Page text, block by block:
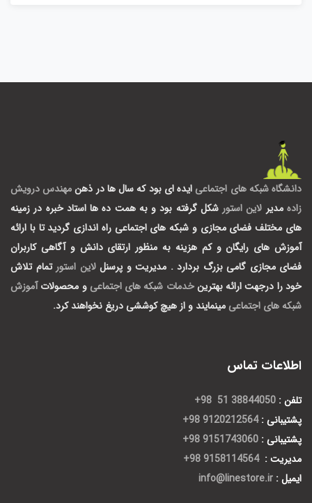
دانشگاه شبکه های اجتماعی ایده ای بود که سال ها در ذهنمهندس درویش
زاده مدیر لاین استور شکل گرفته بود و به همت ده ها استاد خبره در زمینه
های مختلف فضای مجازی و شبکه های اجتماعی راه اندازی گردید تا با ارائه
آموزش های رایگان و کم هزینه به منظور ارتقای دانش و آگاهی کاربران
فضای مجازی گامی بزرگ بردارد . مدیریت و پرسنللاین استور تمام تلاش
خود را درجهت ارائه بهترینخدمات شبکه های اجتماعی و محصولات آموزش
شبکه های اجتماعی مینمایند و از هیچ کوششی دریغ نخواهند کرد.
اطلاعات تماس
تلفن : 38844050 51 98+
پشتیبانی : 9120212564 98+
پشتیبانی : 9151743060 98+
مدیریت : 9158114564 98+
ایمیل : info@linestore.ir